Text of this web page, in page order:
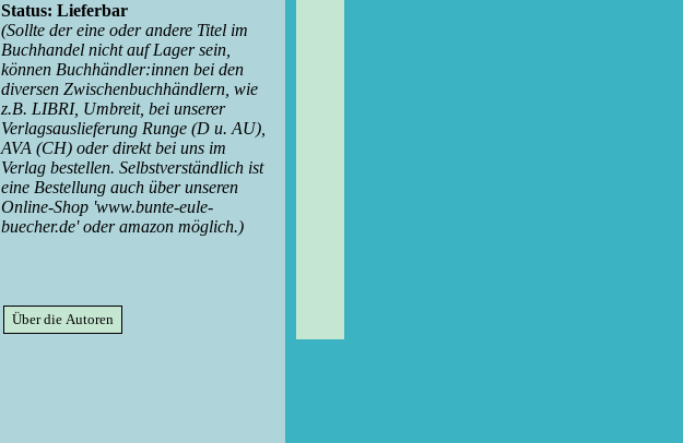
Status: Lieferbar
(Sollte der eine oder andere Titel im
Buchhandel nicht auf Lager sein,
können Buchhändler:innen bei den
diversen Zwischenbuchhändlern, wie
z.B. LIBRI, Umbreit, bei unserer
Verlagsauslieferung Runge (D u. AU),
AVA (CH) oder direkt bei uns im
Verlag bestellen. Selbstverständlich ist
eine Bestellung auch über unseren
Online-Shop 'www.bunte-eule-
buecher.de' oder amazon möglich.)
Über die Autoren